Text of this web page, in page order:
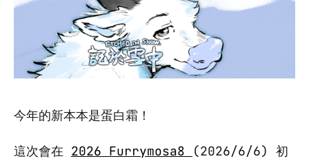
今年的新本本是蛋白霜！
這次會在 2026 Furrymosa8
(2026/6/6) 初